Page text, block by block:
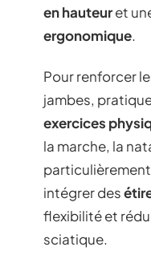
en hauteuret
ergonomique.
Pour renforcer
jambes,
exercices
la marche, la
intégrer des
flexibilité et
sciatique.